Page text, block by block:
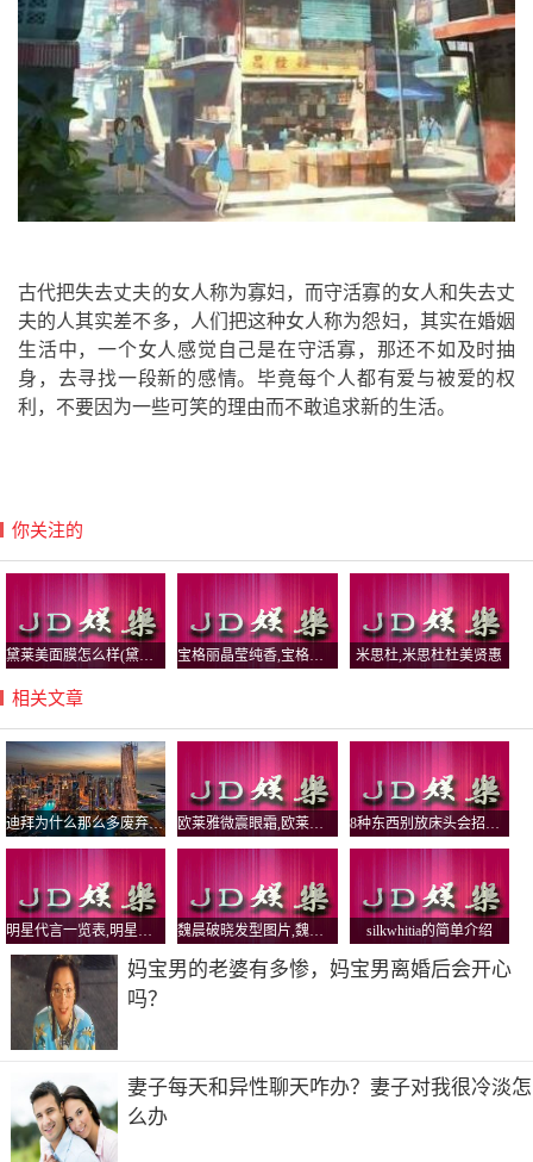
古代把失去丈夫的女人称为寡妇，而守活寡的女人和失去丈
夫的人其实差不多，人们把这种女人称为怨妇，其实在婚姻
生活中，一个女人感觉自己是在守活寡，那还不如及时抽
身，去寻找一段新的感情。毕竟每个人都有爱与被爱的权
利，不要因为一些可笑的理由而不敢追求新的生活。
你关注的
黛莱美面膜怎么样(黛莱美面膜怎么样啊) 宝格丽晶莹纯香,宝格丽晶莹纯香好闻吗 米思杜,米思杜杜美贤惠
相关文章
迪拜为什么那么多废弃车？迪拜人可以娶几个老婆 欧莱雅微震眼霜,欧莱雅微震眼霜好用吗 8种东西别放床头会招鬼，床不留空枕是什么意思？
明星代言一览表,明星代言一览表图片 魏晨破晓发型图片,魏晨破晓MV silkwhitia的简单介绍
妈宝男的老婆有多惨，妈宝男离婚后会开心
吗？
妻子每天和异性聊天咋办？妻子对我很冷淡怎
么办